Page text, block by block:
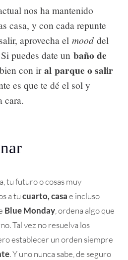
nos ha mantenido
casa, y con cada repunte
aprovecha el mood del
puedes date un baño de
con ir al parque o salir
es que te dé el sol y
cara.
tu futuro o cosas muy
a tucuarto, casae incluso
Blue Monday, ordena algo que
Tal vez no resuelva los
establecer un orden siempre
. Y uno nunca sabe, de seguro